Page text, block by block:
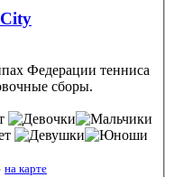
Федерации тенниса
сборы.
на карте